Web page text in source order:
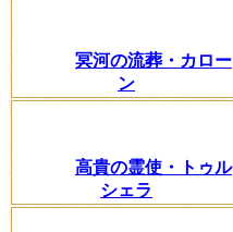
冥河の流葬・カロー
ン
高貴の霊使・トゥル
シェラ